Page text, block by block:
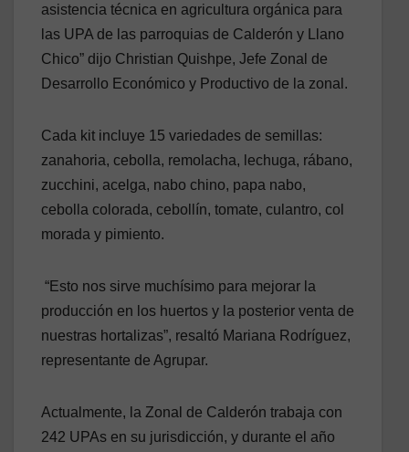
asistencia técnica en agricultura orgánica para
las UPA de las parroquias de Calderón y Llano
Chico” dijo Christian Quishpe, Jefe Zonal de
Desarrollo Económico y Productivo de la zonal.
Cada kit incluye 15 variedades de semillas:
zanahoria, cebolla, remolacha, lechuga, rábano,
zucchini, acelga, nabo chino, papa nabo,
cebolla colorada, cebollín, tomate, culantro, col
morada y pimiento.
“Esto nos sirve muchísimo para mejorar la
producción en los huertos y la posterior venta de
nuestras hortalizas”, resaltó Mariana Rodríguez,
representante de Agrupar.
Actualmente, la Zonal de Calderón trabaja con
242 UPAs en su jurisdicción, y durante el año